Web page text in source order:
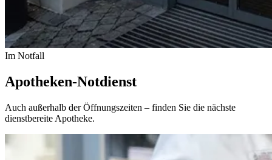
Im Notfall
Apotheken-Notdienst
Auch außerhalb der Öffnungszeiten – finden Sie die nächste
dienstbereite Apotheke.